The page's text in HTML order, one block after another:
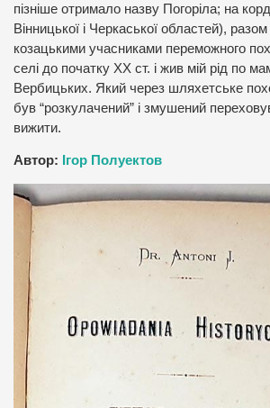
пізніше отримало назву Погоріла; на
Вінницької і Черкаської областей),
козацькими учасниками переможного
селі до початку ХХ ст. і жив мій рід по
Вербицьких. Який через шляхетське
був “розкулачений” і змушений
вижити.
Автор: Ігор Полуектов